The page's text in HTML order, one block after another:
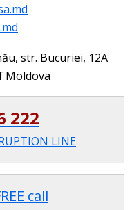
str. Bucuriei, 12A
Moldova
222
LINE
call